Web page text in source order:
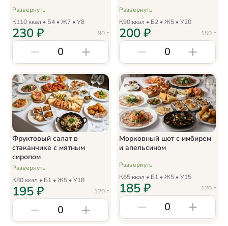
Развернуть
К110 ккал • Б4 • Ж7 • У8
90 г
230₽
0
Развернуть
К90 ккал • Б2 • Ж5 • У20
150 г
200₽
0
Фруктовый салат в
стаканчике с мятным
сиропом
Развернуть
К80 ккал • Б1 • Ж5 • У18
120 г
195₽
0
Морковный шот с имбирем
и апельсином
Развернуть
К65 ккал • Б1 • Ж5 • У15
120 г
185₽
0